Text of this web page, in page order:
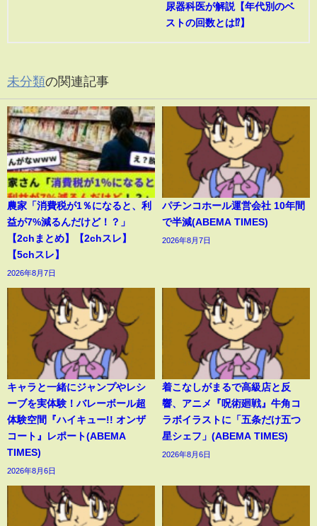
尿器科医が解説【年代別のベ
ストの回数とは⁉︎】
未分類の関連記事
農家「消費税が1％になると、利
益が7%減るんだけど！？」
【2chまとめ】【2chスレ】
【5chスレ】
2026年8月7日
パチンコホール運営会社 10年間
で半減(ABEMA TIMES)
2026年8月7日
キャラと一緒にジャンプやレシ
ーブを実体験！バレーボール超
体験空間『ハイキュー!! オンザ
コート』レポート(ABEMA
TIMES)
2026年8月6日
着こなしがまるで高級店と反
響、アニメ『呪術廻戦』牛角コ
ラボイラストに「五条だけ五つ
星シェフ」(ABEMA TIMES)
2026年8月6日